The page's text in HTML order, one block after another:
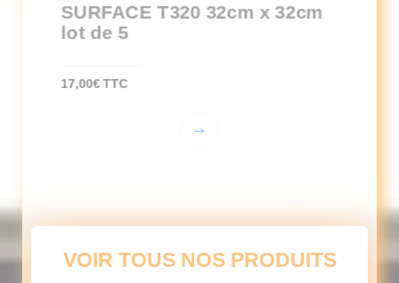
SURFACE T320 32cm x 32cm
lot de 5
17,00€ TTC
Ce
options
VOIR TOUS NOS PRODUITS